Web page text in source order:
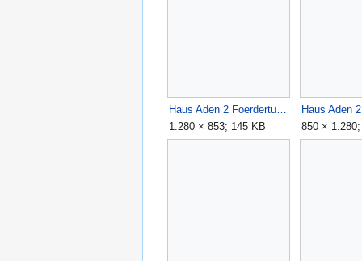
1.280 × 853; 145 KB
Haus Aden
850 ×